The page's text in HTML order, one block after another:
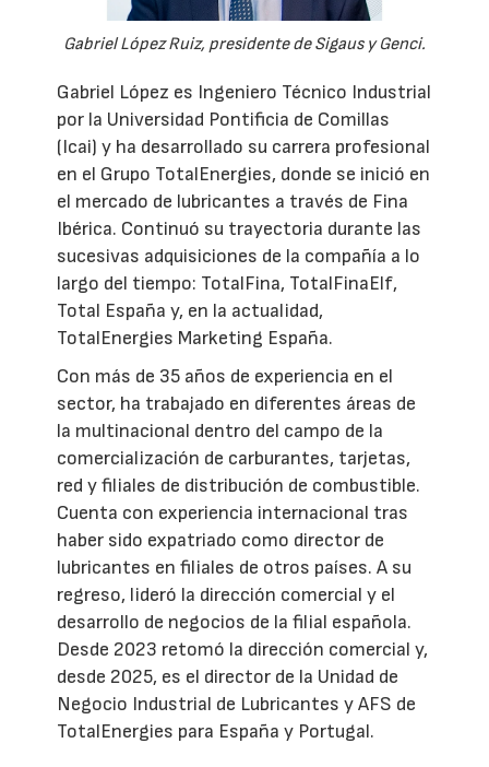
Gabriel López Ruiz, presidente de Sigaus y Genci.
Gabriel López es Ingeniero Técnico Industrial
por la Universidad Pontificia de Comillas
(Icai) y ha desarrollado su carrera profesional
en el Grupo TotalEnergies, donde se inició en
el mercado de lubricantes a través de Fina
Ibérica. Continuó su trayectoria durante las
sucesivas adquisiciones de la compañía a lo
largo del tiempo: TotalFina, TotalFinaElf,
Total España y, en la actualidad,
TotalEnergies Marketing España.
Con más de 35 años de experiencia en el
sector, ha trabajado en diferentes áreas de
la multinacional dentro del campo de la
comercialización de carburantes, tarjetas,
red y filiales de distribución de combustible.
Cuenta con experiencia internacional tras
haber sido expatriado como director de
lubricantes en filiales de otros países. A su
regreso, lideró la dirección comercial y el
desarrollo de negocios de la filial española.
Desde 2023 retomó la dirección comercial y,
desde 2025, es el director de la Unidad de
Negocio Industrial de Lubricantes y AFS de
TotalEnergies para España y Portugal.